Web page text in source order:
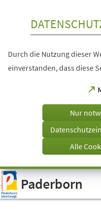
Visuelle
Assistenzsoftware
öffnen.
Durch die Nutzung dieser
einverstanden, dass diese
Nur
Alle
Paderborn